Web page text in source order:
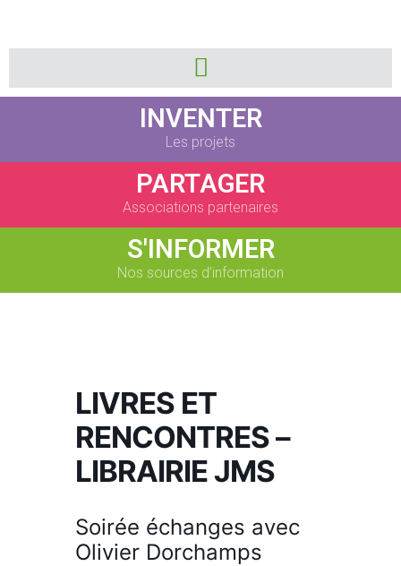
INVENTER
Les projets
PARTAGER
Associations partenaires
S'INFORMER
Nos sources d’information
LIVRES ET
RENCONTRES –
LIBRAIRIE JMS
Soirée échanges avec
Olivier Dorchamps